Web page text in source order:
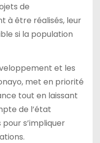
de
à être réalisés, leur
si la population
et les
met en priorité
tout en laissant
de l’état
s’impliquer